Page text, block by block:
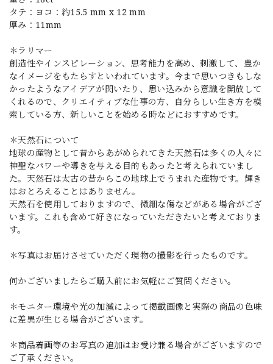
タテ：ヨコ：約15.5 mm x 12 mm
厚み：11mm
＊ラリマー
創造性やインスピレーション、思考能力を高め、刺激して、豊か
なイメージをもたらすといわれています。今まで思いつきもしな
かったようなアイデアが閃いたり、思い込みから意識を開放して
くれるので、クリエイティブな仕事の方、自分らしい生き方を模
索している方、新しいことを始める時などにおすすめです。
＊天然石について
地球の産物として昔からあがめられてきた天然石は多くの人々に
神聖なパワーや導きを与える目的もあったと考えられていまし
た。天然石は太古の昔からこの地球上でうまれた産物です。輝き
はおとろえることはありません。
天然石を使用しておりますので、微細な傷などがある場合がござ
います。これも含めて好きになっていただきたいと考えておりま
す。
＊写真はお届けさせていただく現物の撮影を行ったものです。
何かございましたらご購入前にお気軽にご質問ください。
＊モニター環境や光の加減によって掲載画像と実際の商品の色味
に差異が生じる場合がございます。
＊商品着画等のお写真の追加はお受け兼る場合がございますので
ご了承ください。